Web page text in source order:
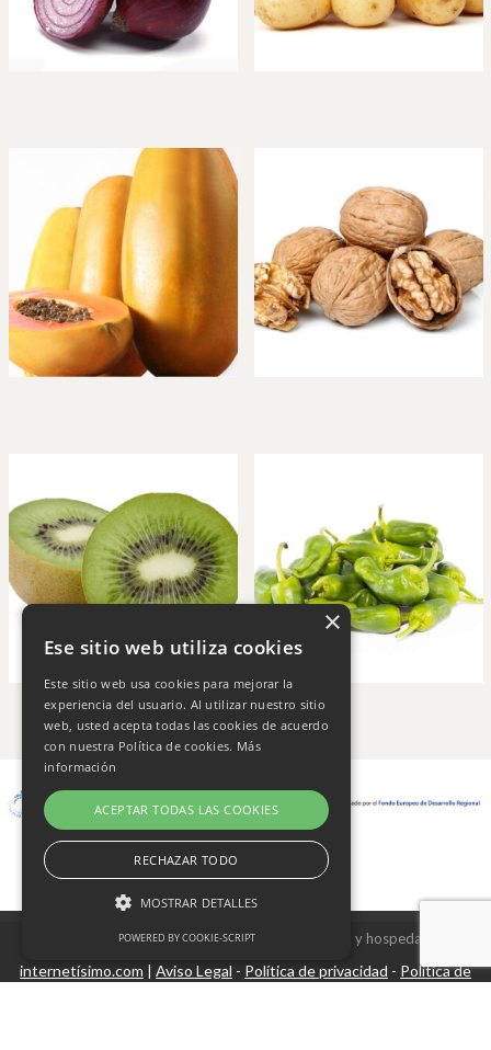
Copyright © 2026 Frutas Champi s.l. - Diseño y hospedaje
internetísimo.com | Aviso Legal - Política de privacidad - Política de
×
Ese sitio web utiliza cookies
Este sitio web usa cookies para mejorar la
experiencia del usuario. Al utilizar nuestro sitio
web, usted acepta todas las cookies de acuerdo
con nuestra Política de cookies. Más
información
ACEPTAR TODAS LAS COOKIES
RECHAZAR TODO
MOSTRAR DETALLES
POWERED BY COOKIE-SCRIPT